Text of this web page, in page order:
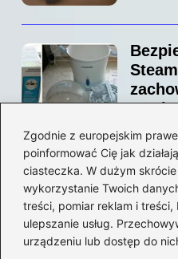
Zgodnie z europejskim
poinformować Cię jak
ciasteczka. W dużym
wykorzystanie Twoich
treści, pomiar reklam i
ulepszanie usług.
urządzeniu lub dostęp do
Jak
adres
kroku